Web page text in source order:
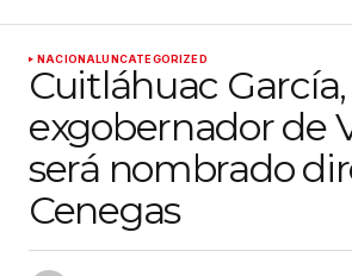
NACIONALUNCATEGORIZED
Cuitláhuac García,
exgobernador de
será nombrado
Cenegas